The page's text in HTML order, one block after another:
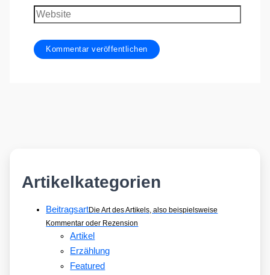
Adresse
Website
Artikelkategorien
BeitragsartDie Art des Artikels, also beispielsweise
Kommentar oder Rezension
Artikel
Erzählung
Featured